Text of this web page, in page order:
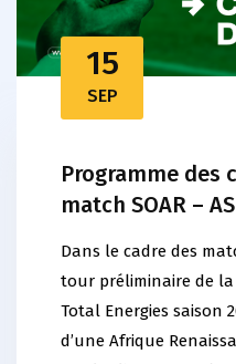
15
SEP
Programme des
match SOAR –
Dans le cadre des
tour préliminaire de la
Total Energies saison
d’une Afrique